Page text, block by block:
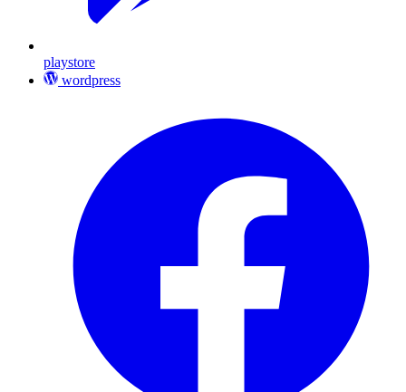
playstore
wordpress